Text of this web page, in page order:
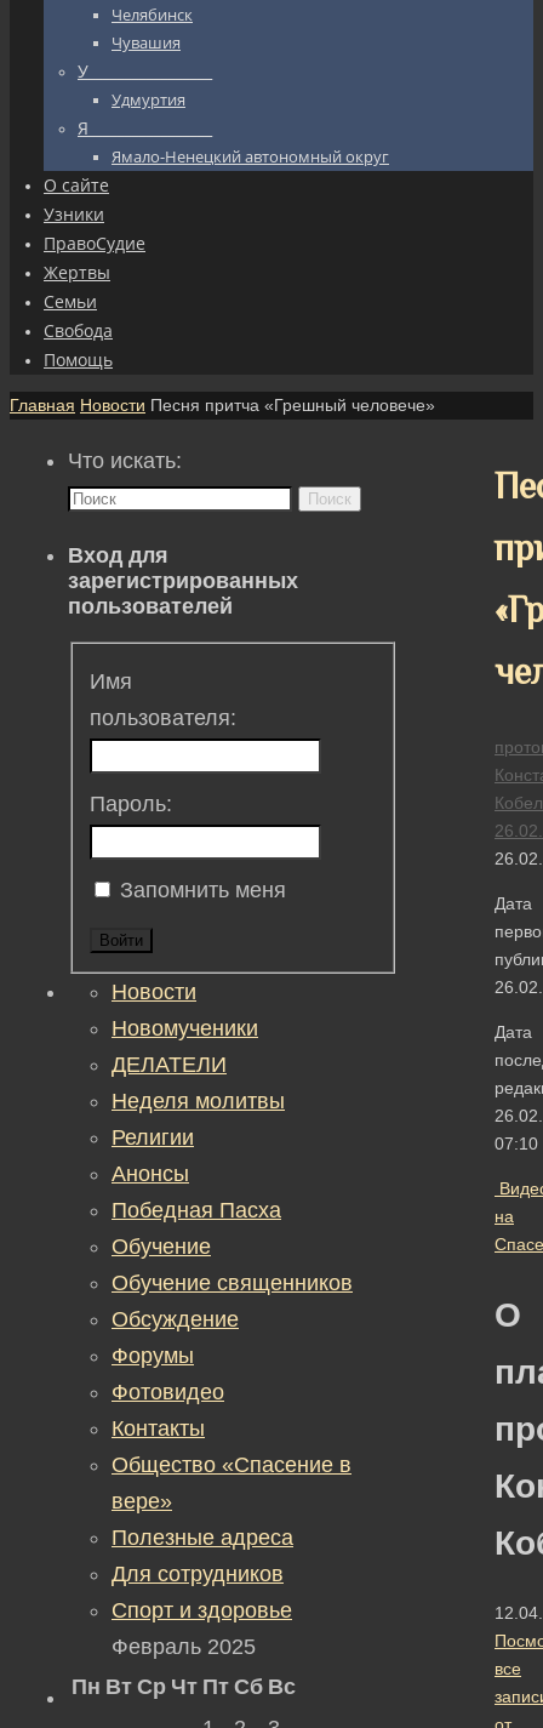
Челябинск
Чувашия
У_________________
Удмуртия
Я_________________
Ямало-Ненецкий автономный округ
О сайте
Узники
ПравоСудие
Жертвы
Семьи
Свобода
Помощь
Главная Новости Песня притча «Грешный человече»
Дата
Дата
07:10
на
Спасе
О
все
Что искать:
Поиск
Вход для
зарегистрированных
пользователей
Имя
пользователя:
Пароль:
Запомнить меня
Войти
Новости
Новомученики
ДЕЛАТЕЛИ
Неделя молитвы
Религии
Анонсы
Победная Пасха
Обучение
Обучение священников
Обсуждение
Форумы
Фотовидео
Контакты
Общество «Спасение в
вере»
Полезные адреса
Для сотрудников
Спорт и здоровье
Февраль 2025
Пн Вт Ср Чт Пт Сб Вс